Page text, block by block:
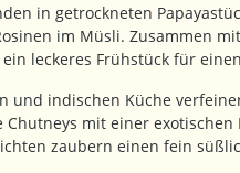
in getrockneten
im Müsli. Zusammen
leckeres Frühstück für
und indischen Küche
mit einer exotischen
zaubern einen fein